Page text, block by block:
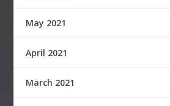
May 2021
April 2021
March 2021